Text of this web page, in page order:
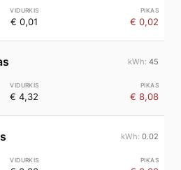
€ 0,01 € 0,02
45
€ 4,32 € 8,08
0.02